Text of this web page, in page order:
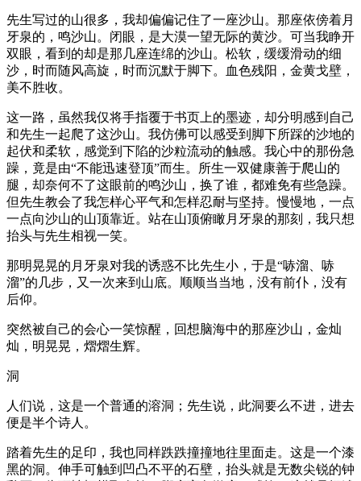
先生写过的山很多，我却偏偏记住了一座沙山。那座依傍着月
牙泉的，鸣沙山。闭眼，是大漠一望无际的黄沙。可当我睁开
双眼，看到的却是那几座连绵的沙山。松软，缓缓滑动的细
沙，时而随风高旋，时而沉默于脚下。血色残阳，金黄戈壁，
美不胜收。
这一路，虽然我仅将手指覆于书页上的墨迹，却分明感到自己
和先生一起爬了这沙山。我仿佛可以感受到脚下所踩的沙地的
起伏和柔软，感觉到下陷的沙粒流动的触感。我心中的那份急
躁，竟是由“不能迅速登顶”而生。所生一双健康善于爬山的
腿，却奈何不了这眼前的鸣沙山，换了谁，都难免有些急躁。
但先生教会了我怎样心平气和怎样忍耐与坚持。慢慢地，一点
一点向沙山的山顶靠近。站在山顶俯瞰月牙泉的那刻，我只想
抬头与先生相视一笑。
那明晃晃的月牙泉对我的诱惑不比先生小，于是“哧溜、哧
溜”的几步，又一次来到山底。顺顺当当地，没有前仆，没有
后仰。
突然被自己的会心一笑惊醒，回想脑海中的那座沙山，金灿
灿，明晃晃，熠熠生辉。
洞
人们说，这是一个普通的溶洞；先生说，此洞要么不进，进去
便是半个诗人。
踏着先生的足印，我也同样跌跌撞撞地往里面走。这是一个漆
黑的洞。伸手可触到凹凸不平的石壁，抬头就是无数尖锐的钟